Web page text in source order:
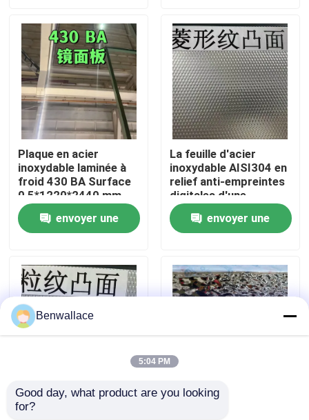
Produits
Vidéos
À propos de nous
visite de l'usine
Nous contacter
Nouvelles
Demandez un devis
Plaque en acier
inoxydable laminée à
froid 430 BA Surface
0,5*1220*2440 mm
avec surface miroir 6K
envoyer une
La feuille d'acier
inoxydable AISI304 en
relief anti-empreintes
digitales d'une
épaisseur de 0,4 à 3,0
mm pour les
applications
envoyer une
AISI304 tôle en relief
en acier inoxydable
Tôle d'acier
Benwallace
5:04 PM
Good day, what product are you looking
for?